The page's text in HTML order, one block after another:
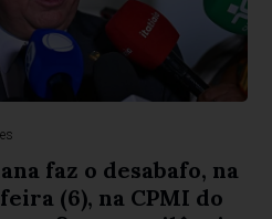
faz o desabafo, na
(6), na CPMI do